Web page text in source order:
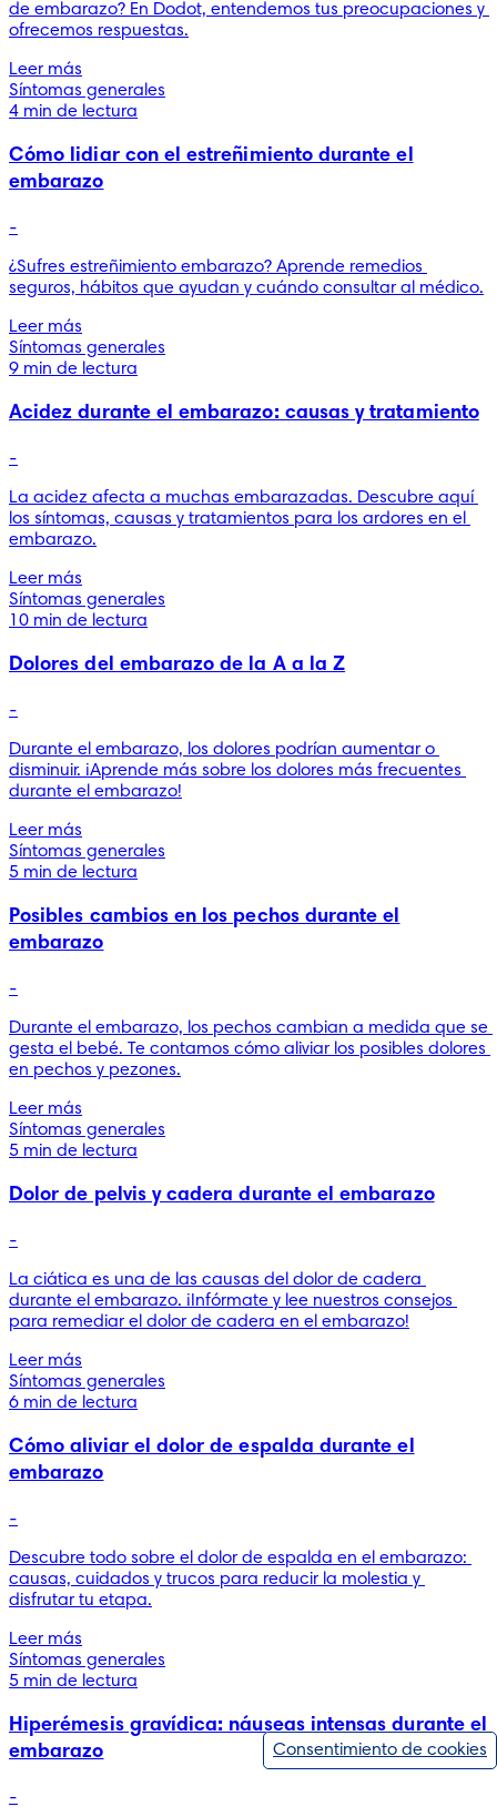
de embarazo? En Dodot, entendemos tus preocupaciones y
ofrecemos respuestas.
Leer más
Síntomas generales
4 min de lectura
Cómo lidiar con el estreñimiento durante el
embarazo
-
¿Sufres estreñimiento embarazo? Aprende remedios
seguros, hábitos que ayudan y cuándo consultar al médico.
Leer más
Síntomas generales
9 min de lectura
Acidez durante el embarazo: causas y tratamiento
-
La acidez afecta a muchas embarazadas. Descubre aquí
los síntomas, causas y tratamientos para los ardores en el
embarazo.
Leer más
Síntomas generales
10 min de lectura
Dolores del embarazo de la A a la Z
-
Durante el embarazo, los dolores podrían aumentar o
disminuir. ¡Aprende más sobre los dolores más frecuentes
durante el embarazo!
Leer más
Síntomas generales
5 min de lectura
Posibles cambios en los pechos durante el
embarazo
-
Durante el embarazo, los pechos cambian a medida que se
gesta el bebé. Te contamos cómo aliviar los posibles dolores
en pechos y pezones.
Leer más
Síntomas generales
5 min de lectura
Dolor de pelvis y cadera durante el embarazo
-
La ciática es una de las causas del dolor de cadera
durante el embarazo. ¡Infórmate y lee nuestros consejos
para remediar el dolor de cadera en el embarazo!
Leer más
Síntomas generales
6 min de lectura
Cómo aliviar el dolor de espalda durante el
embarazo
-
Descubre todo sobre el dolor de espalda en el embarazo:
causas, cuidados y trucos para reducir la molestia y
disfrutar tu etapa.
Leer más
Síntomas generales
5 min de lectura
Hiperémesis gravídica: náuseas intensas durante el
embarazo
-
Consentimiento de cookies